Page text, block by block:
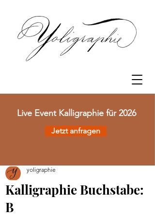
Kalligraphie für 2026
Jetzt anfragen
Kalligraphie Buchstabe:
B
yoligraphie